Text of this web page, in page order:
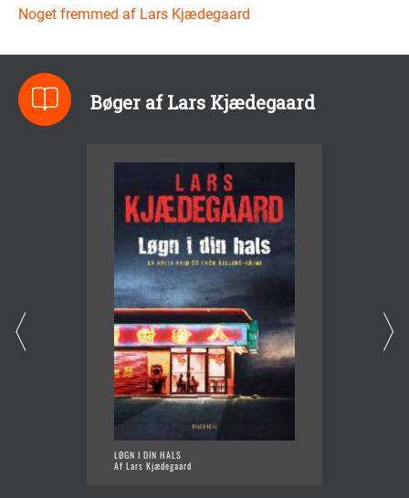
Noget fremmed af Lars Kjædegaard
Bøger af Lars Kjædegaard
LØGN I DIN HALS
Af Lars Kjædegaard